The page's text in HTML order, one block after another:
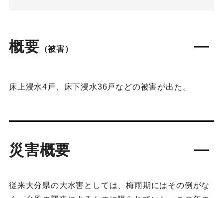
概要 （被害）
床上浸水4戸、床下浸水36戸などの被害が出た。
災害概要
従来大分県の大水害としては、梅雨期にはその例がな